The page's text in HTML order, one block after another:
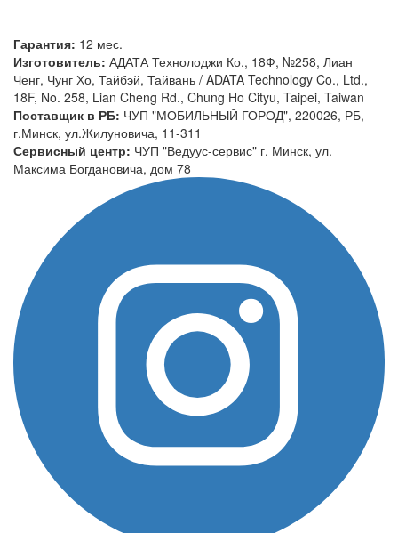
Гарантия: 12 мес.
Изготовитель: АДАТА Технолоджи Ко., 18Ф, №258, Лиан
Ченг, Чунг Хо, Тайбэй, Тайвань / ADATA Technology Co., Ltd.,
18F, No. 258, Lian Cheng Rd., Chung Ho Cityu, Taipei, Taiwan
Поставщик в РБ: ЧУП "МОБИЛЬНЫЙ ГОРОД", 220026, РБ,
г.Минск, ул.Жилуновича, 11-311
Сервисный центр: ЧУП "Ведуус-сервис" г. Минск, ул.
Максима Богдановича, дом 78